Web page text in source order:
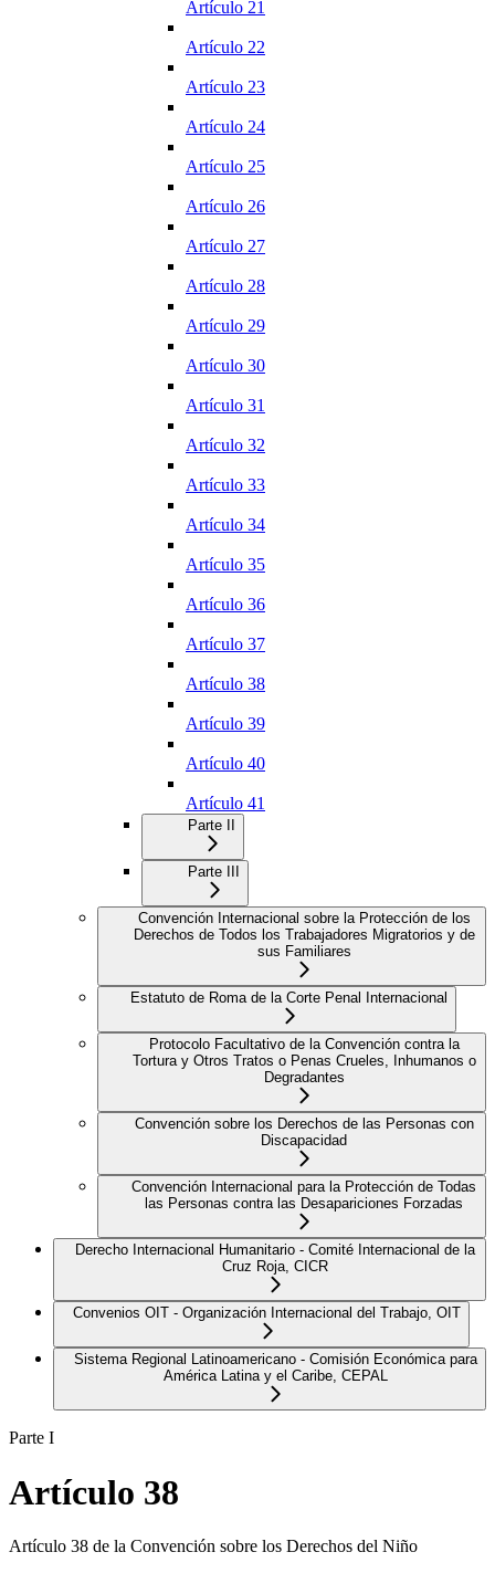
Artículo 21
Artículo 22
Artículo 23
Artículo 24
Artículo 25
Artículo 26
Artículo 27
Artículo 28
Artículo 29
Artículo 30
Artículo 31
Artículo 32
Artículo 33
Artículo 34
Artículo 35
Artículo 36
Artículo 37
Artículo 38
Artículo 39
Artículo 40
Artículo 41
Parte II
Parte III
Convención Internacional sobre la Protección de los
Derechos de Todos los Trabajadores Migratorios y de
sus Familiares
Estatuto de Roma de la Corte Penal Internacional
Protocolo Facultativo de la Convención contra la
Tortura y Otros Tratos o Penas Crueles, Inhumanos o
Degradantes
Convención sobre los Derechos de las Personas con
Discapacidad
Convención Internacional para la Protección de Todas
las Personas contra las Desapariciones Forzadas
Derecho Internacional Humanitario - Comité Internacional de la
Cruz Roja, CICR
Convenios OIT - Organización Internacional del Trabajo, OIT
Sistema Regional Latinoamericano - Comisión Económica para
América Latina y el Caribe, CEPAL
Parte I
Artículo 38
Artículo 38 de la Convención sobre los Derechos del Niño